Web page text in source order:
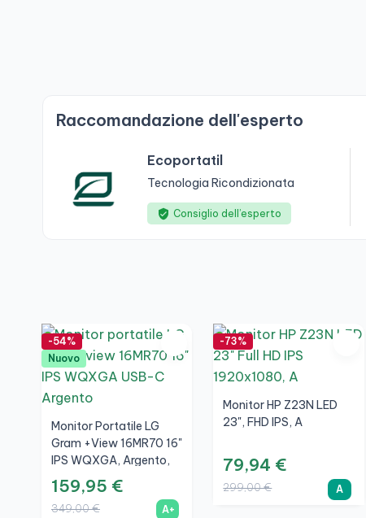
Raccomandazione dell'esperto
Ecoportatil
Tecnologia Ricondizionata
Consiglio dell’esperto
-54%
Nuovo
Monitor Portatile LG
Gram +view 16MR70 16"
IPS WQXGA, Argento,
A+
159,95 €
349,00 € A+
-73%
Monitor HP Z23N LED
23", FHD IPS, A
79,94 €
299,00 € A